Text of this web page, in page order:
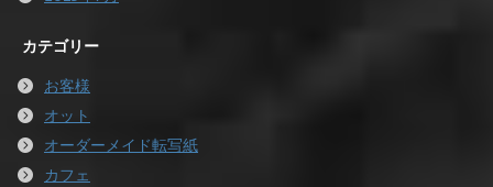
カテゴリー
お客様
オット
オーダーメイド転写紙
カフェ